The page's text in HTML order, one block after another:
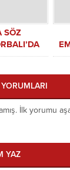
SÖZ
YOĞUN
İlk yorumu
YAZ